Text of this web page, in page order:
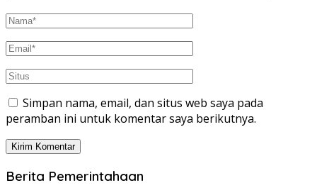
Simpan nama, email, dan situs web saya pada
peramban ini untuk komentar saya berikutnya.
Berita Pemerintahaan